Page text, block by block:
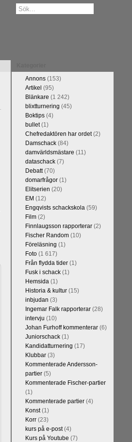
Annons(153)
Artikel (95)
Blänkare (1 242)
blixtturnering (45)
Boktips(4)
bullet(1)
Chefredaktören har ordet(2)
Damschack(84)
damvärldsmästare (11)
dataschack(7)
Debatt(70)
domarfrågor(1)
Elitserien (20)
EM (12)
Engqvists schackskola(59)
Film(2)
Finnlaugsson rapporterar(2)
Fischer Random(10)
Föreläsning (1)
Foto(1 617)
Från flydda tider(1)
Fusk i schack(1)
Hemsida(1)
Historia & kultur(15)
inbjudan (3)
Ingemar Falk rapporterar(28)
intervju (10)
Johan Furhoff kommenterar(6)
Juniorschack(1)
Kandidatturnering (17)
Klubbar(3)
Kommenterade Andersson-
partier(5)
Kommenterade Fischer-partier
(1)
Kommenterade partier(4)
Konst(1)
Korr(23)
kurs på e-post(4)
Kurs på Youtube (7)